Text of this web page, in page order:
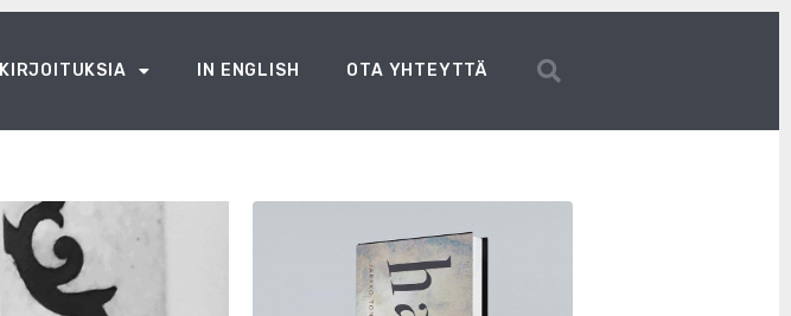
KIRJOITUKSIA IN ENGLISH OTA YHTEYTTÄ